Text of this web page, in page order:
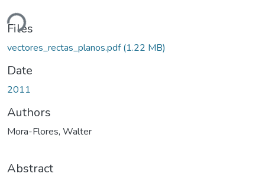
Files
vectores_rectas_planos.pdf(1.22 MB)
Date
2011
Authors
Mora-Flores, Walter
Abstract